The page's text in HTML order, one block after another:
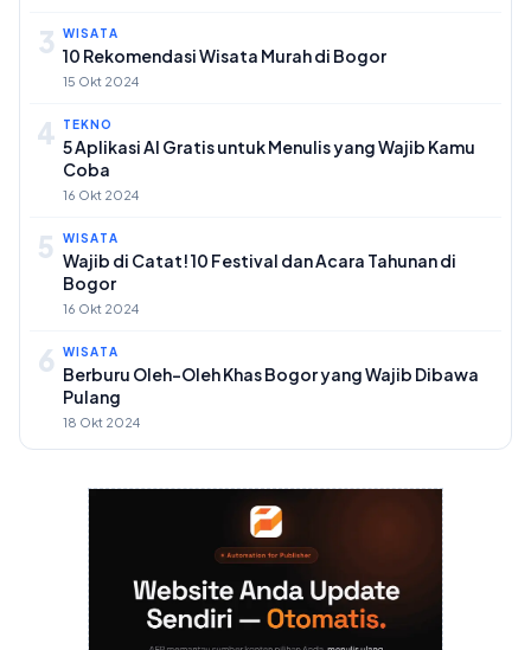
3 WISATA
10 Rekomendasi Wisata Murah di Bogor
15 Okt 2024
4 TEKNO
5 Aplikasi AI Gratis untuk Menulis yang Wajib Kamu
Coba
16 Okt 2024
5 WISATA
Wajib di Catat! 10 Festival dan Acara Tahunan di
Bogor
16 Okt 2024
6 WISATA
Berburu Oleh-Oleh Khas Bogor yang Wajib Dibawa
Pulang
18 Okt 2024